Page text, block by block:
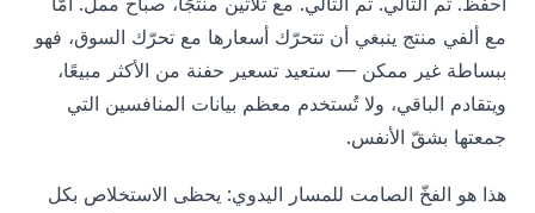
مع ألفي منتج ينبغي أن تتحرّك أسعارها مع تحرّك السوق، فهو
ببساطة غير ممكن — ستعيد تسعير حفنة من الأكثر مبيعًا،
ويتقادم الباقي، ولا تُستخدم معظم بيانات المنافسين التي
جمعتها بشقّ الأنفس.
هذا هو الفخّ الصامت للمسار اليدوي: يحظى الاستخلاص بكل